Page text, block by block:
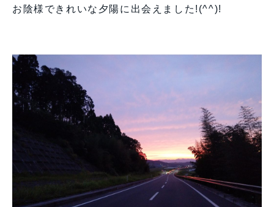
お陰様できれいな夕陽に出会えました!(^^)!